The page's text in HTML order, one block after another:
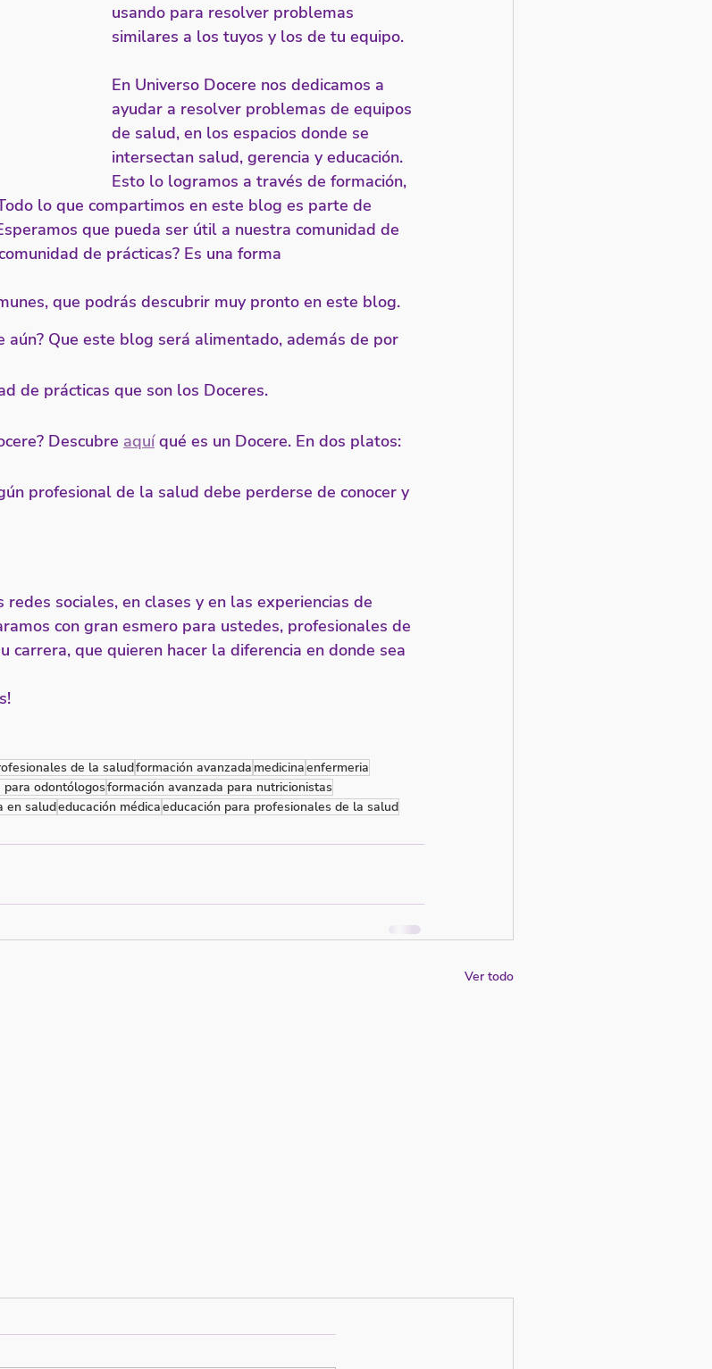
usando para resolver problemas
similares a los tuyos y los de tu equipo.
En Universo Docere nos dedicamos a
ayudar a resolver problemas de equipos
de salud, en los espacios donde se
intersectan salud, gerencia y educación.
Esto lo logramos a través de formación,
lo que compartimos en este blog es parte de
que pueda ser útil a nuestra comunidad de
de prácticas? Es una forma
que podrás descubrir muy pronto en este blog.
aún? Que este blog será alimentado, además de por
de prácticas que son los Doceres.
Descubre aquí qué es un Docere. En dos platos:
profesional de la salud debe perderse de conocer y
sociales, en clases y en las experiencias de
con gran esmero para ustedes, profesionales de
carrera, que quieren hacer la diferencia en donde sea
de la saludformación avanzada medicinaenfermeria
odontólogosformación avanzada para nutricionistas
en saludeducación médicaeducación para profesionales de la salud
Ver todo